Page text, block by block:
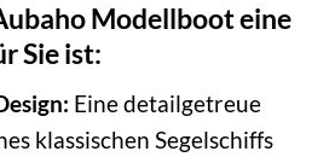
Modellboot eine
Sie ist:
Eine detailgetreue
klassischen Segelschiffs